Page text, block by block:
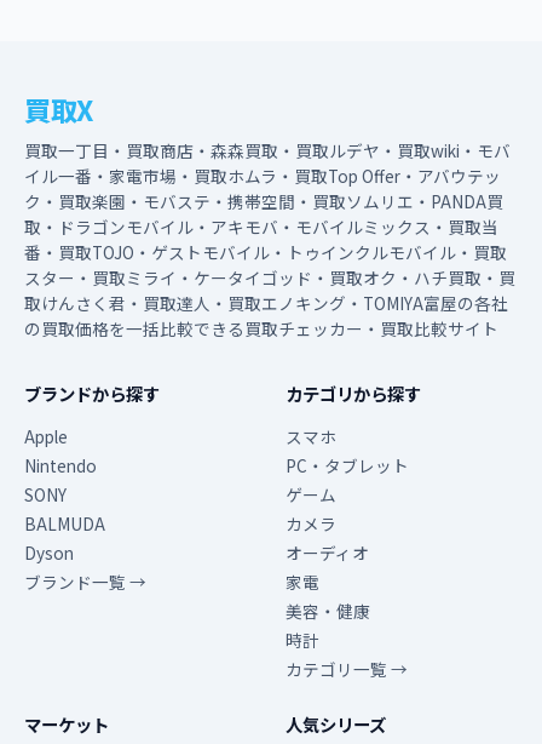
買取X
買取一丁目・買取商店・森森買取・買取ルデヤ・買取wiki・モバ
イル一番・家電市場・買取ホムラ・買取Top Offer・アバウテッ
ク・買取楽園・モバステ・携帯空間・買取ソムリエ・PANDA買
取・ドラゴンモバイル・アキモバ・モバイルミックス・買取当
番・買取TOJO・ゲストモバイル・トゥインクルモバイル・買取
スター・買取ミライ・ケータイゴッド・買取オク・ハチ買取・買
取けんさく君・買取達人・買取エノキング・TOMIYA富屋の各社
の買取価格を一括比較できる買取チェッカー・買取比較サイト
ブランドから探す
Apple
Nintendo
SONY
BALMUDA
Dyson
ブランド一覧 →
カテゴリから探す
スマホ
PC・タブレット
ゲーム
カメラ
オーディオ
家電
美容・健康
時計
カテゴリ一覧 →
マーケット 人気シリーズ